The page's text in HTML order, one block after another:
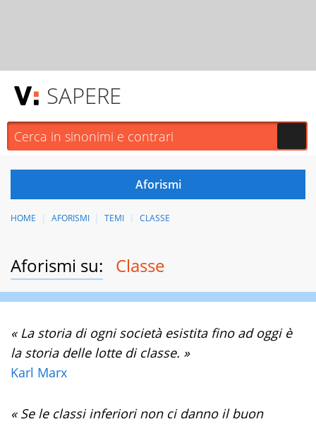
SAPERE
HOME AFORISMI TEMI CLASSE
Aforismi su: Classe
« La storia di ogni società esistita fino ad oggi è
la storia delle lotte di classe. »
Karl Marx
« Se le classi inferiori non ci danno il buon